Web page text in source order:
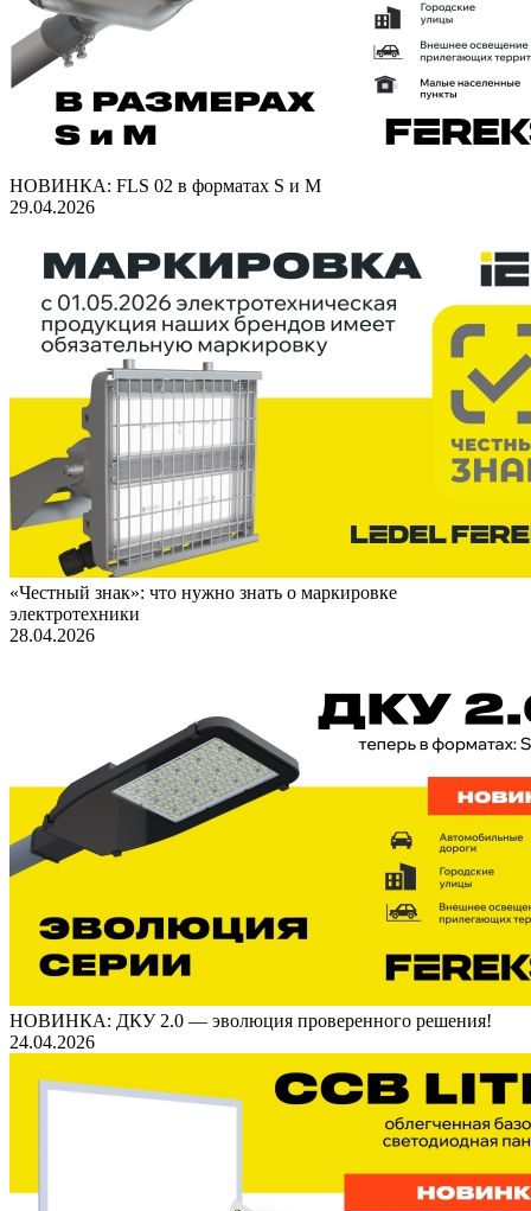
НОВИНКА: FLS 02 в форматах S и M
29.04.2026
«Честный знак»: что нужно знать о маркировке
электротехники
28.04.2026
НОВИНКА: ДКУ 2.0 — эволюция проверенного решения!
24.04.2026